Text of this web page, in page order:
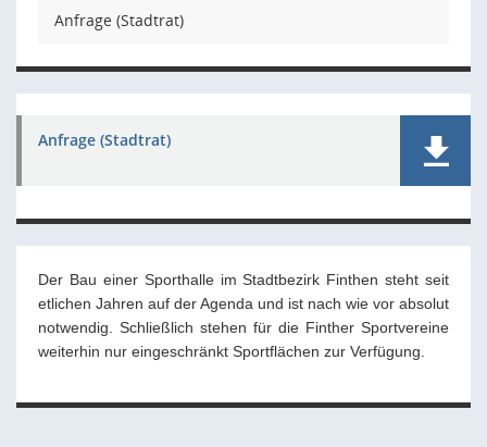
Anfrage (Stadtrat)
Anfrage (Stadtrat)
Der Bau einer Sporthalle im Stadtbezirk Finthen steht seit
etlichen Jahren auf der Agenda und ist nach wie vor absolut
notwendig. Schließlich stehen für die Finther Sportvereine
weiterhin nur eingeschränkt Sportflächen zur Verfügung.